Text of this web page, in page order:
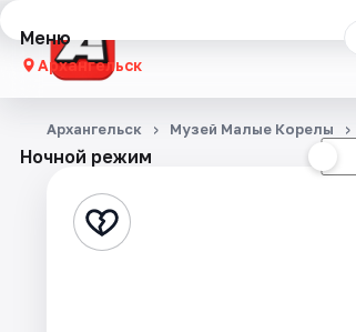
Меню
Архангельск
Концерты
Стендап
Ночной режим
Архангельск Музей Малые Корелы